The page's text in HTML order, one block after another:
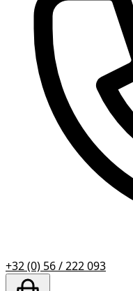
+32 (0) 56 / 222 093